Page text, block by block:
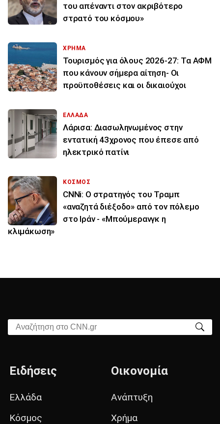
του απέναντι στον ακριβότερο
στρατό του κόσμου»
ΧΡΗΜΑ
Τουρισμός για όλους 2026-27: Τα ΑΦΜ
που κάνουν σήμερα αίτηση- Οι
προϋποθέσεις και οι δικαιούχοι
ΕΛΛΑΔΑ
Λάρισα: Διασωληνωμένος στην
εντατική 43χρονος που έπεσε από
ηλεκτρικό πατίνι
ΚΟΣΜΟΣ
CNNi: Ο στρατηγός του Τραμπ
«αναζητά διέξοδο» από τον πόλεμο
στο Ιράν - «Μπούμερανγκ η
κλιμάκωση»
Αναζήτηση στο CNN.gr
Ειδήσεις
Ελλάδα
Κόσμος
Οικονομία
Ανάπτυξη
Χρήμα